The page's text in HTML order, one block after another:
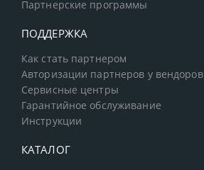
Партнерские программы
ПОДДЕРЖКА
Как стать партнером
Авторизации партнеров у вендоров
Сервисные центры
Гарантийное обслуживание
Инструкции
КАТАЛОГ